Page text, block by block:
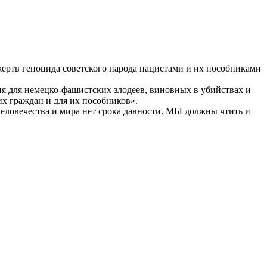
геноцида советского народа нацистами и их пособниками
немецко-фашистских злодеев, виновных в убийствах и
граждан и для их пособников».
и мира нет срока давности. МЫ должны чтить и